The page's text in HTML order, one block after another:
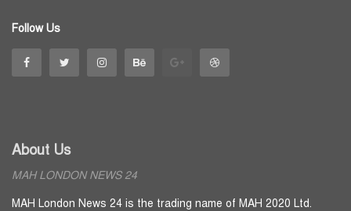
Follow Us
About Us
MAH LONDON NEWS 24
MAH London News 24 is the trading name of MAH 2020 Ltd.